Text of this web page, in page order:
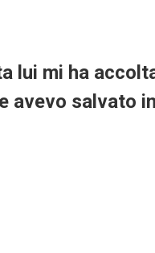
lui mi ha
avevo salvato